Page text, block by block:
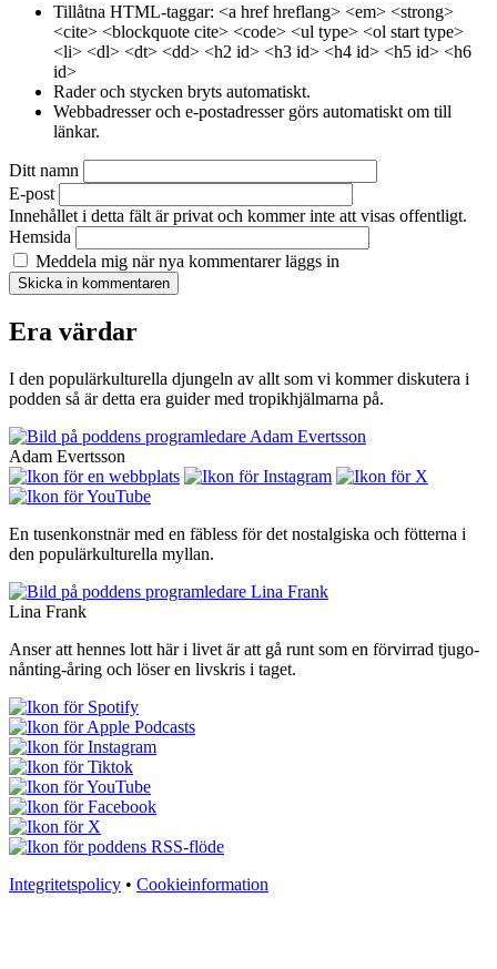
Tillåtna HTML-taggar: <a href hreflang> <em> <strong>
<cite> <blockquote cite> <code> <ul type> <ol start type>
<li> <dl> <dt> <dd> <h2 id> <h3 id> <h4 id> <h5 id> <h6
id>
Rader och stycken bryts automatiskt.
Webbadresser och e-postadresser görs automatiskt om till
länkar.
Ditt namn
E-post
Innehållet i detta fält är privat och kommer inte att visas offentligt.
Hemsida
Meddela mig när nya kommentarer läggs in
Era värdar
I den populärkulturella djungeln av allt som vi kommer diskutera i
podden så är detta era guider med tropikhjälmarna på.
Adam Evertsson
En tusenkonstnär med en fäbless för det nostalgiska och fötterna i
den populärkulturella myllan.
Lina Frank
Anser att hennes lott här i livet är att gå runt som en förvirrad tjugo-
nånting-åring och löser en livskris i taget.
Integritetspolicy • Cookieinformation